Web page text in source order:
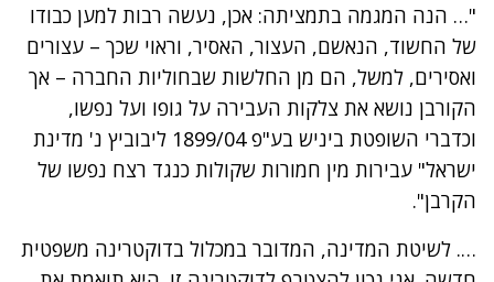
"… הנה המגמה בתמציתה: אכן, נעשה רבות למען כבודו
של החשוד, הנאשם, העצור, האסיר, וראוי שכך – עצורים
ואסירים, למשל, הם מן החלשות שבחוליות החברה – אך
הקורבן נושא את צלקות העבירה על גופו ועל נפשו,
וכדברי השופטת ביניש בע"פ 1899/04 ליבוביץ נ' מדינת
ישראל" עבירות מין חמורות שקולות כנגד רצח נפשו של
הקרבן".
…. לשיטת המדינה, המדובר במכלול בדוקטרינה משפטית